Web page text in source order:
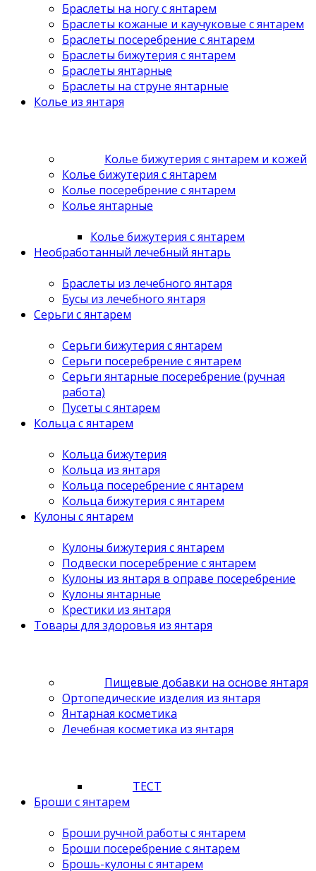
Браслеты на ногу с янтарем
Браслеты кожаные и каучуковые с янтарем
Браслеты посеребрение с янтарем
Браслеты бижутерия с янтарем
Браслеты янтарные
Браслеты на струне янтарные
Колье из янтаря
Колье бижутерия с янтарем и кожей
Колье бижутерия с янтарем
Колье посеребрение с янтарем
Колье янтарные
Колье бижутерия с янтарем
Необработанный лечебный янтарь
Браслеты из лечебного янтаря
Бусы из лечебного янтаря
Серьги с янтарем
Серьги бижутерия с янтарем
Серьги посеребрение с янтарем
Серьги янтарные посеребрение (ручная
работа)
Пусеты с янтарем
Кольца с янтарем
Кольца бижутерия
Кольца из янтаря
Кольца посеребрение с янтарем
Кольца бижутерия с янтарем
Кулоны с янтарем
Кулоны бижутерия с янтарем
Подвески посеребрение с янтарем
Кулоны из янтаря в оправе посеребрение
Кулоны янтарные
Крестики из янтаря
Товары для здоровья из янтаря
Пищевые добавки на основе янтаря
Ортопедические изделия из янтаря
Янтарная косметика
Лечебная косметика из янтаря
ТЕСТ
Броши с янтарем
Броши ручной работы с янтарем
Броши посеребрение с янтарем
Брошь-кулоны с янтарем